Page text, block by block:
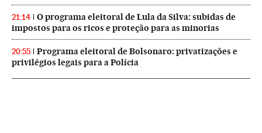
21:14
O programa eleitoral de Lula da Silva: subidas de
impostos para os ricos e proteção para as minorias
20:55
Programa eleitoral de Bolsonaro: privatizações e
privilégios legais para a Polícia